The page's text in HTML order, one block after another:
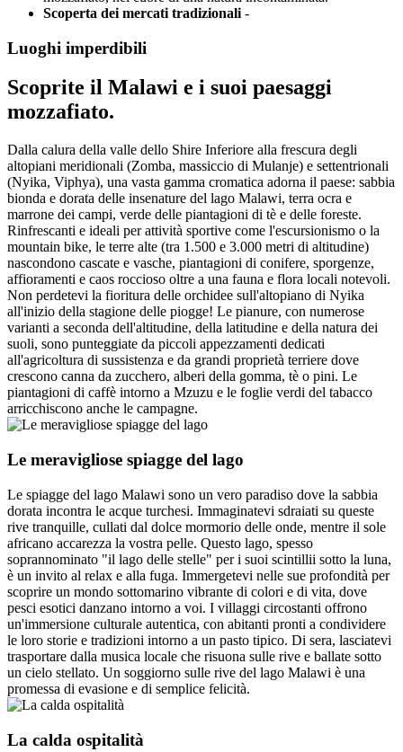
Scoperta dei mercati tradizionali -
Luoghi imperdibili
Scoprite il Malawi e i suoi paesaggi
mozzafiato.
Dalla calura della valle dello Shire Inferiore alla frescura degli
altopiani meridionali (Zomba, massiccio di Mulanje) e settentrionali
(Nyika, Viphya), una vasta gamma cromatica adorna il paese: sabbia
bionda e dorata delle insenature del lago Malawi, terra ocra e
marrone dei campi, verde delle piantagioni di tè e delle foreste.
Rinfrescanti e ideali per attività sportive come l'escursionismo o la
mountain bike, le terre alte (tra 1.500 e 3.000 metri di altitudine)
nascondono cascate e vasche, piantagioni di conifere, sporgenze,
affioramenti e caos roccioso oltre a una fauna e flora locali notevoli.
Non perdetevi la fioritura delle orchidee sull'altopiano di Nyika
all'inizio della stagione delle piogge! Le pianure, con numerose
varianti a seconda dell'altitudine, della latitudine e della natura dei
suoli, sono punteggiate da piccoli appezzamenti dedicati
all'agricoltura di sussistenza e da grandi proprietà terriere dove
crescono canna da zucchero, alberi della gomma, tè o pini. Le
piantagioni di caffè intorno a Mzuzu e le foglie verdi del tabacco
arricchiscono anche le campagne.
Le meravigliose spiagge del lago
Le spiagge del lago Malawi sono un vero paradiso dove la sabbia
dorata incontra le acque turchesi. Immaginatevi sdraiati su queste
rive tranquille, cullati dal dolce mormorio delle onde, mentre il sole
africano accarezza la vostra pelle. Questo lago, spesso
soprannominato "il lago delle stelle" per i suoi scintillii sotto la luna,
è un invito al relax e alla fuga. Immergetevi nelle sue profondità per
scoprire un mondo sottomarino vibrante di colori e di vita, dove
pesci esotici danzano intorno a voi. I villaggi circostanti offrono
un'immersione culturale autentica, con abitanti pronti a condividere
le loro storie e tradizioni intorno a un pasto tipico. Di sera, lasciatevi
trasportare dalla musica locale che risuona sulle rive e ballate sotto
un cielo stellato. Un soggiorno sulle rive del lago Malawi è una
promessa di evasione e di semplice felicità.
La calda ospitalità